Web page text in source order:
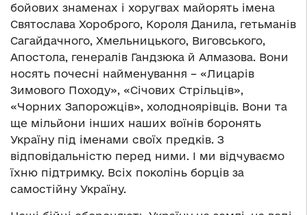
бойових знаменах і хоругвах майорять імена
Святослава Хороброго, Короля Данила, гетьманів
Сагайдачного, Хмельницького, Виговського,
Апостола, генералів Гандзюка й Алмазова. Вони
носять почесні найменування – «Лицарів
Зимового Походу», «Січових Стрільців»,
«Чорних Запорожців», холодноярівців. Вони та
ще мільйони інших наших воїнів боронять
Україну під іменами своїх предків. З
відповідальністю перед ними. І ми відчуваємо
їхню підтримку. Всіх поколінь борців за
самостійну Україну.